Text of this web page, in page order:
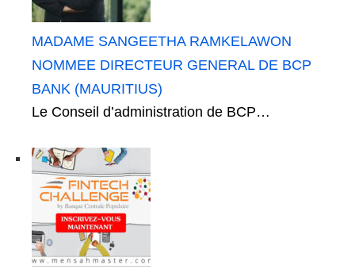
MADAME SANGEETHA RAMKELAWON
NOMMEE DIRECTEUR GENERAL DE BCP
BANK (MAURITIUS)
Le Conseil d’administration de BCP…